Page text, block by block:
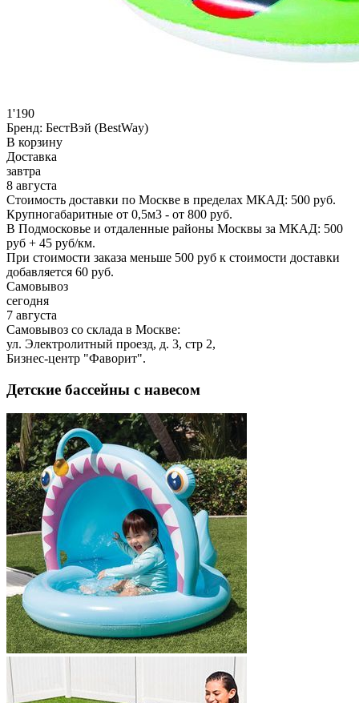
1'190
Бренд: БестВэй (BestWay)
В корзину
Доставка
завтра
8 августа
Стоимость доставки по Москве в пределах МКАД: 500 руб.
Крупногабаритные от 0,5м3 - от 800 руб.
В Подмосковье и отдаленные районы Москвы за МКАД: 500
руб + 45 руб/км.
При стоимости заказа меньше 500 руб к стоимости доставки
добавляется 60 руб.
Самовывоз
сегодня
7 августа
Самовывоз со склада в Москве:
ул. Электролитный проезд, д. 3, стр 2,
Бизнес-центр "Фаворит".
Детские бассейны с навесом